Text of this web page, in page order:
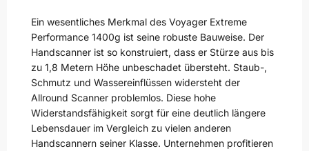
Ein wesentliches Merkmal des Voyager Extreme
Performance 1400g ist seine robuste Bauweise. Der
Handscanner ist so konstruiert, dass er Stürze aus bis
zu 1,8 Metern Höhe unbeschadet übersteht. Staub-,
Schmutz und Wassereinflüssen widersteht der
Allround Scanner problemlos. Diese hohe
Widerstandsfähigkeit sorgt für eine deutlich längere
Lebensdauer im Vergleich zu vielen anderen
Handscannern seiner Klasse. Unternehmen profitieren